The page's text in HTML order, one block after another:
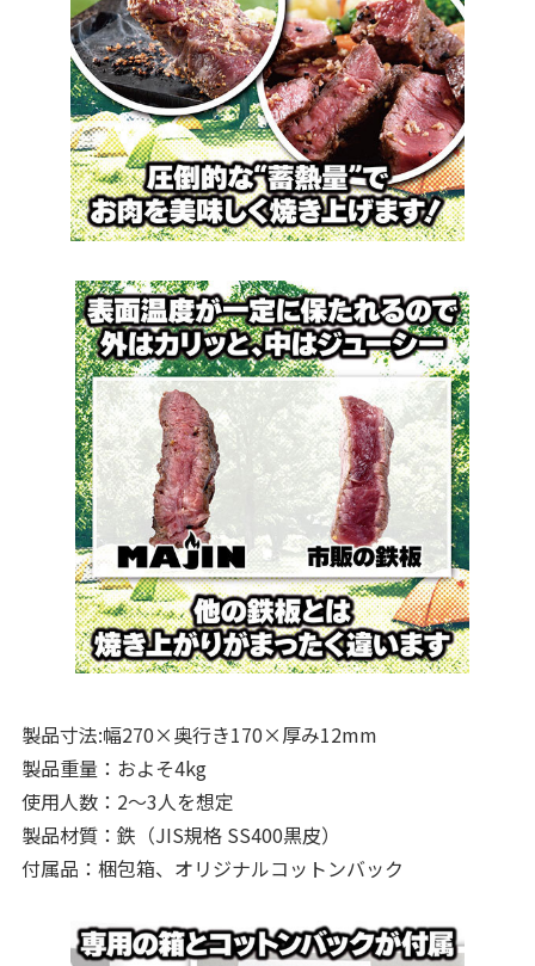
製品寸法:幅270×奥行き170×厚み12mm
製品重量：およそ4kg
使用人数：2〜3人を想定
製品材質：鉄（JIS規格 SS400黒皮）
付属品：梱包箱、オリジナルコットンバック